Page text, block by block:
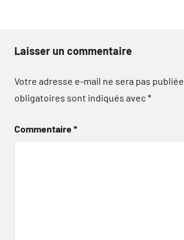
Laisser un commentaire
Votre adresse e-mail ne sera pas publiée.
obligatoires sont indiqués avec*
Commentaire*